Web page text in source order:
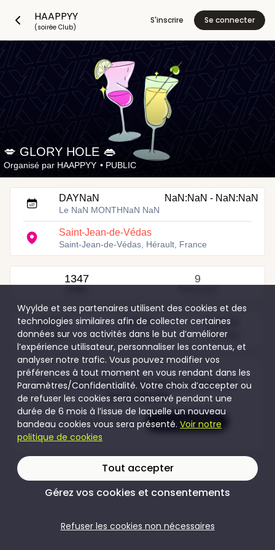
HAAPPYY
(soirée Club)
S'inscrire Se connecter
💋 GLORY HOLE 👄
Organisé par HAAPPYY • PUBLIC
DAYNaN NaN:NaN - NaN:NaN
Le NaN MONTHNaN NaN
Saint-Jean-de-Védas
Saint-Jean-de-Védas, Hérault, France
1347 9
48,00 €
Couples
20,00 €
Femmes
53,00 €
Hommes
Pour accéder au contenu de cet évènement
rejoins Wyylde
Je crée mon compte Je me connecte
Wyylde et ses partenaires utilisent des cookies et des
technologies similaires afin de collecter certaines
données sur vos activités dans le but d’améliorer
l’expérience utilisateur, personnaliser les contenus, et
analyser notre trafic. Vous pouvez modifier vos
préférences à tout moment en vous rendant dans les
Paramètres/Confidentialité. Votre choix d’accepter ou
de refuser les cookies sera conservé pendant une
durée de 6 mois à l’issue de laquelle un nouveau
bandeau cookies vous sera présenté. Voir notre
politique de cookies
Tout accepter
Gérez vos cookies et consentements
Refuser les cookies non nécessaires